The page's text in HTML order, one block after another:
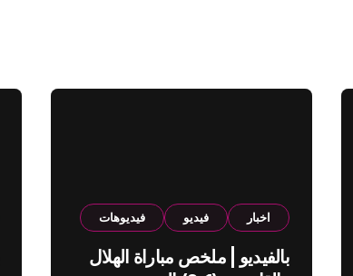
اخبار فيديو فيديوهات
بالفيديو | ملخص مباراة الهلال